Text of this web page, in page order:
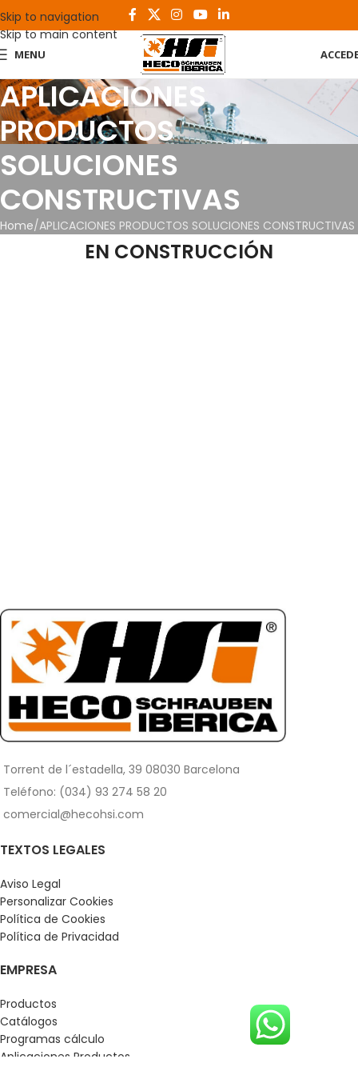
Skip to navigation
Skip to main content
MENU
APLICACIONES
PRODUCTOS
SOLUCIONES
CONSTRUCTIVAS
Home APLICACIONES PRODUCTOS SOLUCIONES CONSTRUCTIVAS
EN CONSTRUCCIÓN
Torrent de l´estadella, 39 08030 Barcelona
Teléfono: (034) 93 274 58 20
comercial@hecohsi.com
TEXTOS LEGALES
Aviso Legal
Personalizar Cookies
Política de Cookies
Política de Privacidad
EMPRESA
Productos
Catálogos
Programas cálculo
Aplicaciones Productos